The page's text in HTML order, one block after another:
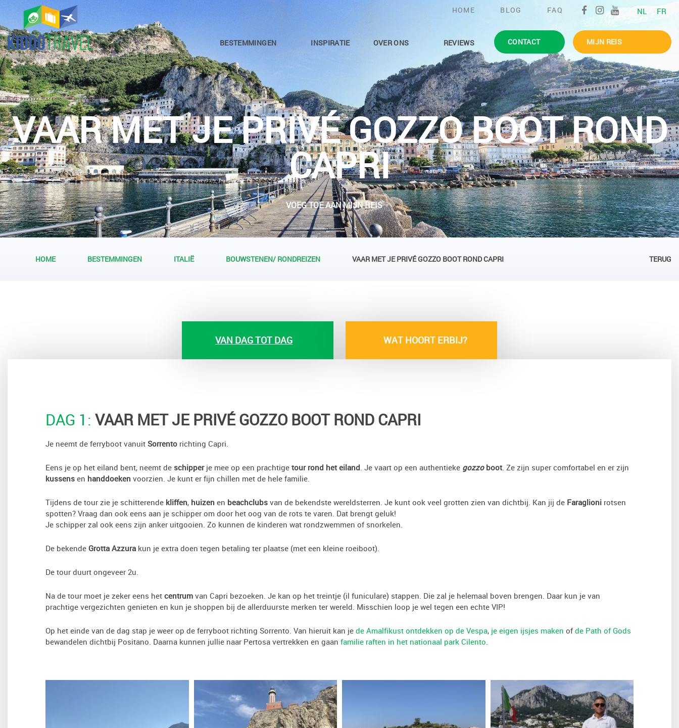
HOME BLOG FAQ NL FR
BESTEMMINGEN INSPIRATIE OVER ONS REVIEWS CONTACT MIJN REIS
VAAR MET JE PRIVÉ GOZZO BOOT ROND
CAPRI
VOEG TOE AAN MIJN REIS
HOME BESTEMMINGEN ITALIË BOUWSTENEN/ RONDREIZEN VAAR MET JE PRIVÉ GOZZO BOOT ROND CAPRI TERUG
VAN DAG TOT DAG WAT HOORT ERBIJ?
DAG 1: VAAR MET JE PRIVÉ GOZZO BOOT ROND CAPRI
Je neemt de ferryboot vanuit Sorrento richting Capri.
Eens je op het eiland bent, neemt de schipperje mee op een prachtige tour rond het eiland. Je vaart op een authentieke gozzoboot. Ze zijn super comfortabel en er zijn
kussens en handdoeken voorzien. Je kunt er fijn chillen met de hele familie.
Tijdens de tour zie je schitterende kliffen, huizen en beachclubs van de bekendste wereldsterren. Je kunt ook veel grotten zien van dichtbij. Kan jij de Faraglioni rotsen
spotten? Vraag dan ook eens aan je schipper om door het oog van de rots te varen. Dat brengt geluk!
Je schipper zal ook eens zijn anker uitgooien. Zo kunnen de kinderen wat rondzwemmen of snorkelen.
De bekende Grotta Azzura kun je extra doen tegen betaling ter plaatse (met een kleine roeiboot).
De tour duurt ongeveer 2u.
Na de tour moet je zeker eens het centrum van Capri bezoeken. Je kan op het treintje (il funiculare) stappen. Die zal je helemaal boven brengen. Daar kun je van
prachtige vergezichten genieten en kun je shoppen bij de allerduurste merken ter wereld. Misschien loop je wel tegen een echte VIP!
Op het einde van de dag stap je weer op de ferryboot richting Sorrento. Van hieruit kan je de Amalfikust ontdekken op de Vespa, je eigen ijsjes maken of de Path of Gods
bewandelen dichtbij Positano. Daarna kunnen jullie naar Pertosa vertrekken en gaan familie raften in het nationaal park Cilento.